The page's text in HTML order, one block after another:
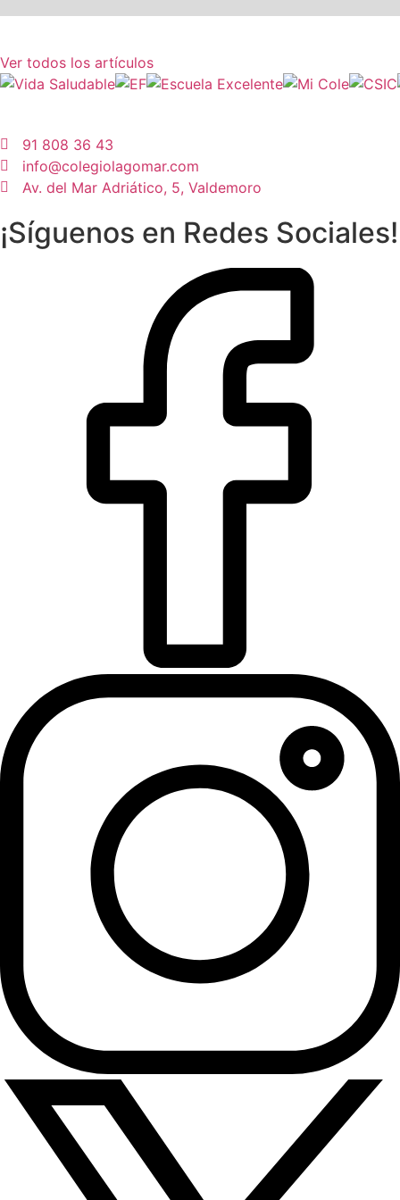
Anuario curso 2025-26
Bachillerato
de las matemáticas.
Fiesta Familias
propios alumnos
Ver todos los artículos
91 808 36 43
info@colegiolagomar.com
Av. del Mar Adriático, 5, Valdemoro
¡Síguenos en Redes Sociales!